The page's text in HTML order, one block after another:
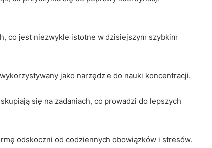
co jest niezwykle istotne w dzisiejszym szybkim
jako narzędzie do nauki koncentracji.
się na zadaniach, co prowadzi do lepszych
odskoczni od codziennych obowiązków i stresów.